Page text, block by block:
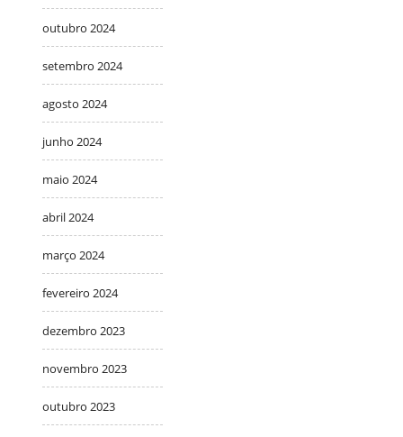
outubro 2024
setembro 2024
agosto 2024
junho 2024
maio 2024
abril 2024
março 2024
fevereiro 2024
dezembro 2023
novembro 2023
outubro 2023